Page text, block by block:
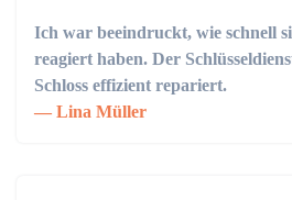
Ich war beeindruckt, wie schnell
reagiert haben. Der
Schloss effizient repariert.
Lina Müller